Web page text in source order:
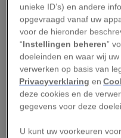
naar het heden.
de stad trekt het
me voorbij. Het is
gekleed in
versiersels. Er snelt
handkar vol
uitgang van het
unieke ID’s) en andere
opgevraagd vanaf uw
voor de hieronder
“Instellingen beheren”
doeleinden en waar wij
verwerken op basis van
Privacyverklaring en
deze cookies en de
gegevens voor deze
U kunt uw voorkeuren